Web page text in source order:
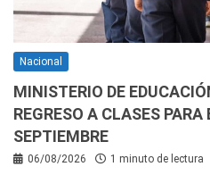
Nacional
MINISTERIO DE
REGRESO A CLASES
SEPTIEMBRE
06/08/2026 1 minuto de lectura